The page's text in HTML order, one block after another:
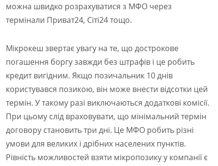
можна швидко розрахуватися з МФО через
термінали Приват24, Сіті24 тощо.
Мікрокеш звертає увагу на те, що дострокове
погашення боргу завжди без штрафів і це робить
кредит вигідним. Якщо позичальник 10 днів
користувався позикою, він може внести відсотки цей
термін. У такому разі виключаються додаткові комісії.
При цьому слід враховувати, що мінімальний термін
договору становить три дні. Це МФО робить різні
умови для великих і дрібних населених пунктів.
Рівність можливостей взяти мікропозику у компанії є